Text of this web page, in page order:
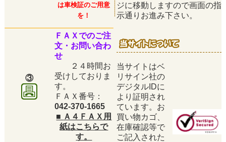
は車検証のご用意
を！
ジに移動しますので画面の指
示通りお進み下さい。
③
ＦＡＸでのご注
文・お問い合わ
せ
２４時間お
受けしておりま
す。
ＦＡＸ番号：
042-370-1665
当サイトはベ
リサイン社の
デジタルIDに
より証明され
ています。お
買い物カゴ、
在庫確認等で
ご記入された
■ Ａ４ＦＡＸ用
紙はこちらで
す。